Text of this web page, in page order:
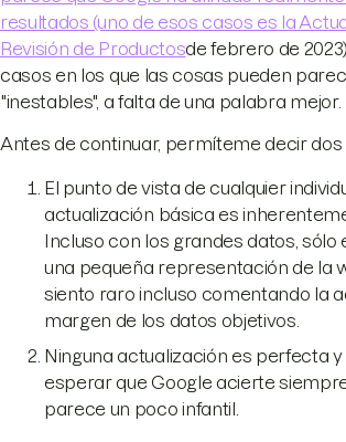
resultados (uno de esos casos es la
Revisión de Productosde febrero de
casos en los que las cosas pueden
"inestables", a falta de una palabra mejor.
Antes de continuar, permíteme decir dos
El punto de vista de cualquier
actualización básica es
Incluso con los grandes datos, sólo
una pequeña representación de la
siento raro incluso comentando la
margen de los datos objetivos.
Ninguna actualización es perfecta y
esperar que Google acierte
parece un poco infantil.